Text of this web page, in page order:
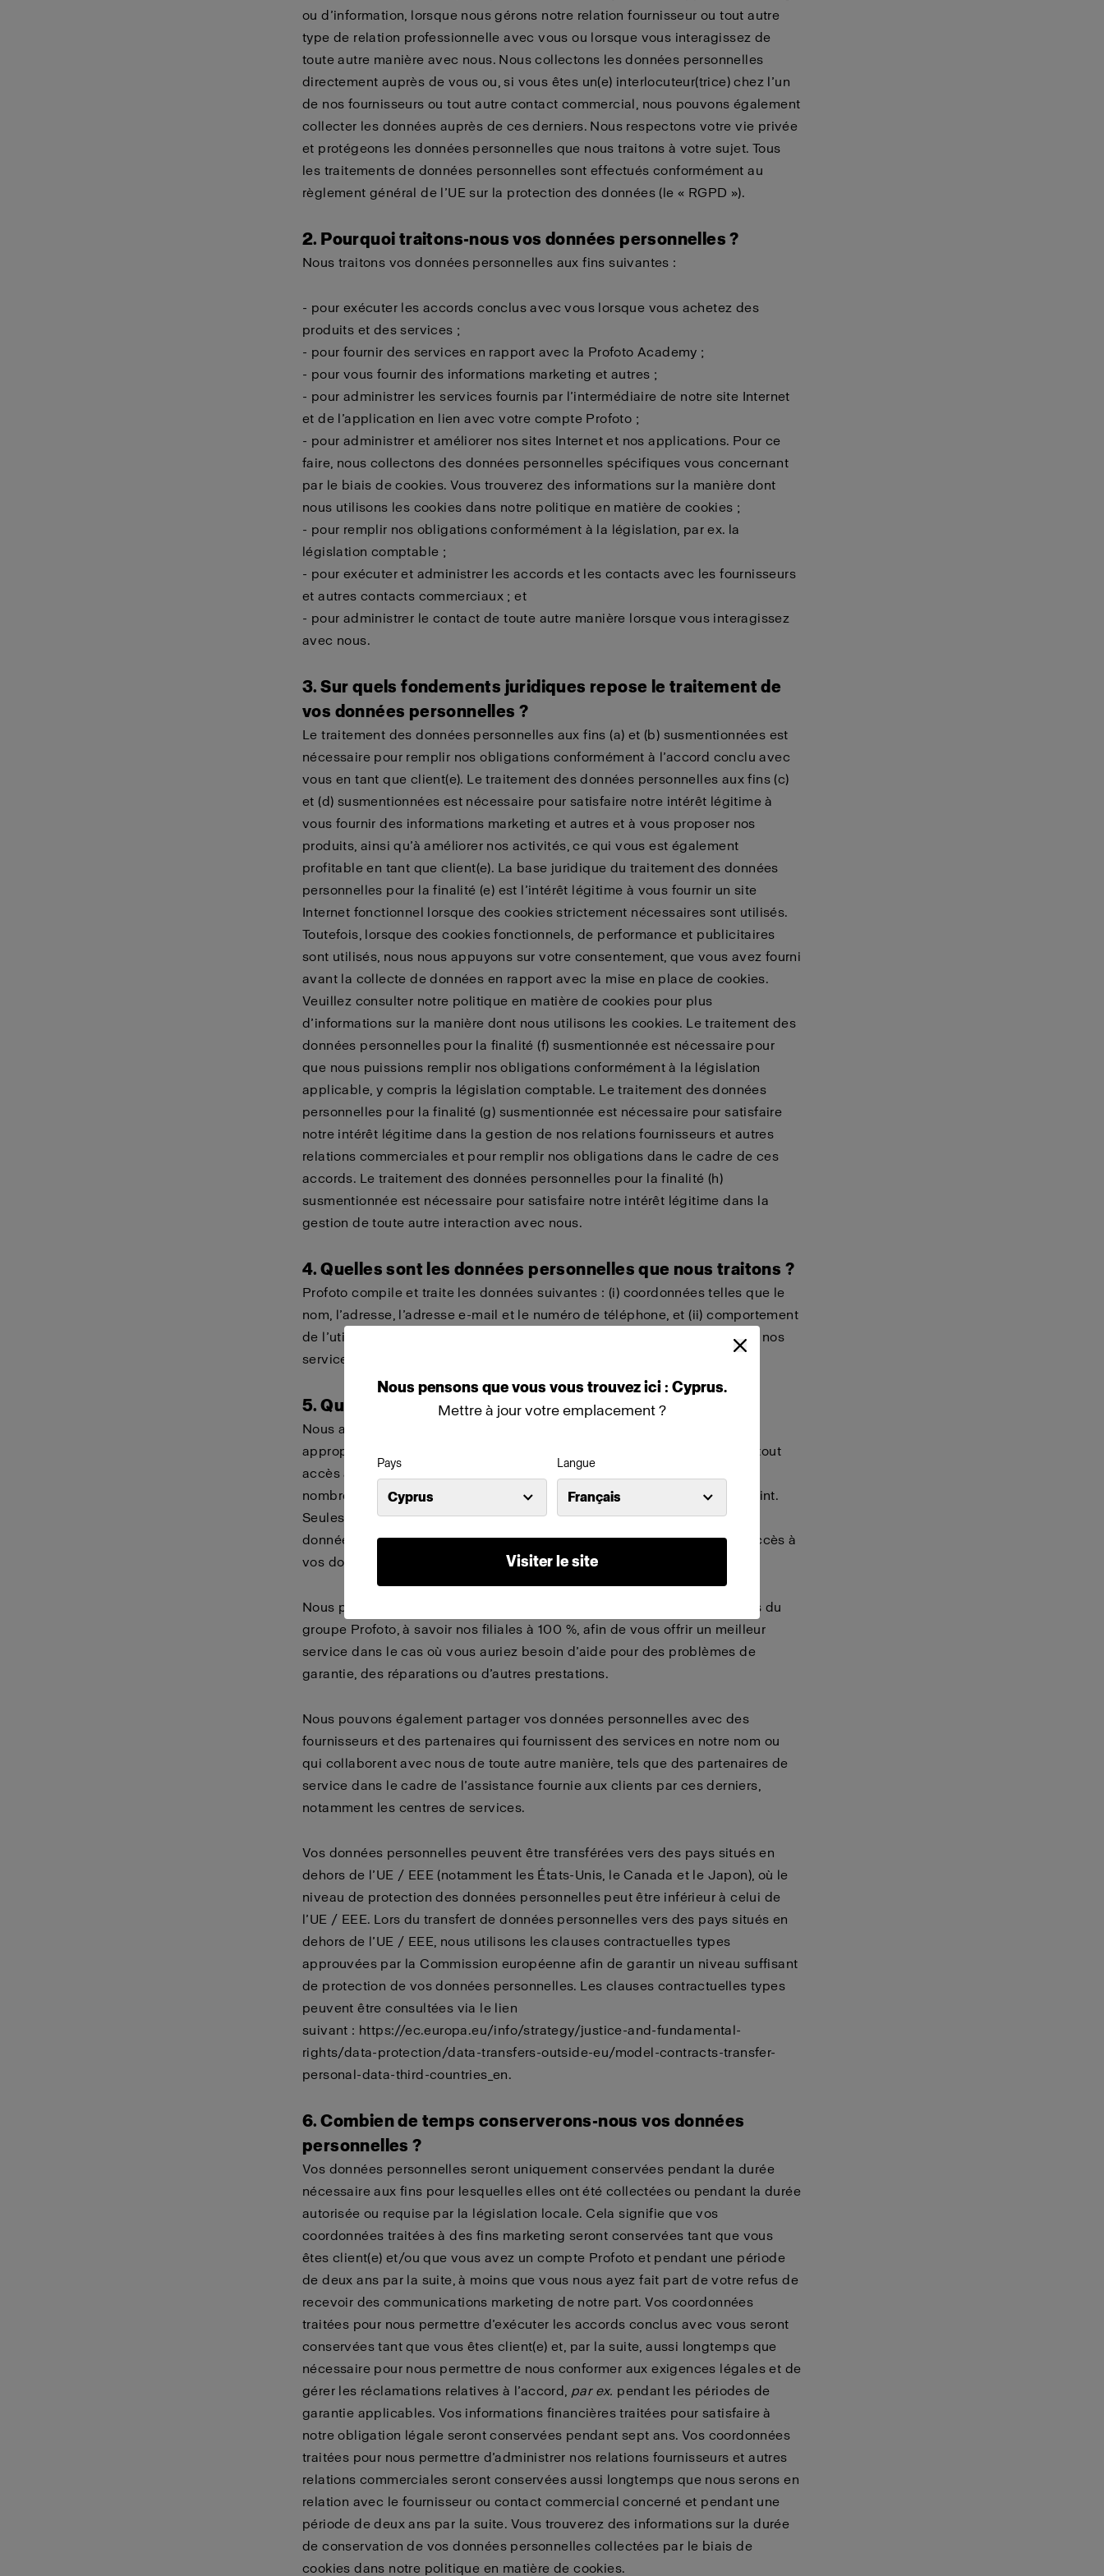
Nous pensons quevous vous trouvezici : Cyprus.
Mettre à jour votre emplacement ?
Pays
Cyprus
Langue
Français
Visiter le site
ou d’information, lorsque nous gérons notre relation fournisseur ou tout autre
type de relation professionnelle avec vous ou lorsque vous interagissez de
toute autre manière avec nous. Nous collectons les données personnelles
directement auprès de vous ou, si vous êtes un(e) interlocuteur(trice) chez l’un
de nos fournisseurs ou tout autre contact commercial, nous pouvons également
collecter les données auprès de ces derniers. Nous respectons votre vie privée
et protégeons les données personnelles que nous traitons à votre sujet. Tous
les traitements de données personnelles sont effectués conformément au
règlement général de l’UE sur la protection des données (le « RGPD »).
2. Pourquoi traitons-nous vos données personnelles ?
Nous traitons vos données personnelles aux fins suivantes :
- pour exécuter les accords conclus avec vous lorsque vous achetez des
produits et des services ;
- pour fournir des services en rapport avec la Profoto Academy ;
- pour vous fournir des informations marketing et autres ;
- pour administrer les services fournis par l’intermédiaire de notre site Internet
et de l’application en lien avec votre compte Profoto ;
- pour administrer et améliorer nos sites Internet et nos applications. Pour ce
faire, nous collectons des données personnelles spécifiques vous concernant
par le biais de cookies. Vous trouverez des informations sur la manière dont
nous utilisons les cookies dans notre politique en matière de cookies ;
- pour remplir nos obligations conformément à la législation, par ex. la
législation comptable ;
- pour exécuter et administrer les accords et les contacts avec les fournisseurs
et autres contacts commerciaux ; et
- pour administrer le contact de toute autre manière lorsque vous interagissez
avec nous.
3. Sur quels fondements juridiques repose le traitement de
vos données personnelles ?
Le traitement des données personnelles aux fins (a) et (b) susmentionnées est
nécessaire pour remplir nos obligations conformément à l’accord conclu avec
vous en tant que client(e). Le traitement des données personnelles aux fins (c)
et (d) susmentionnées est nécessaire pour satisfaire notre intérêt légitime à
vous fournir des informations marketing et autres et à vous proposer nos
produits, ainsi qu’à améliorer nos activités, ce qui vous est également
profitable en tant que client(e). La base juridique du traitement des données
personnelles pour la finalité (e) est l’intérêt légitime à vous fournir un site
Internet fonctionnel lorsque des cookies strictement nécessaires sont utilisés.
Toutefois, lorsque des cookies fonctionnels, de performance et publicitaires
sont utilisés, nous nous appuyons sur votre consentement, que vous avez fourni
avant la collecte de données en rapport avec la mise en place de cookies.
Veuillez consulter notre politique en matière de cookies pour plus
d’informations sur la manière dont nous utilisons les cookies. Le traitement des
données personnelles pour la finalité (f) susmentionnée est nécessaire pour
que nous puissions remplir nos obligations conformément à la législation
applicable, y compris la législation comptable. Le traitement des données
personnelles pour la finalité (g) susmentionnée est nécessaire pour satisfaire
notre intérêt légitime dans la gestion de nos relations fournisseurs et autres
relations commerciales et pour remplir nos obligations dans le cadre de ces
accords. Le traitement des données personnelles pour la finalité (h)
susmentionnée est nécessaire pour satisfaire notre intérêt légitime dans la
gestion de toute autre interaction avec nous.
4. Quelles sont les données personnelles que nous traitons ?
Profoto compile et traite les données suivantes : (i) coordonnées telles que le
nom, l’adresse, l’adresse e-mail et le numéro de téléphone, et (ii) comportement
de l’utilisateur,
des données sur la manière dont vous utilisez nos
services et nos produits.
5. Qui a accès à vos données personnelles ?
Nous avons mis en œuvre des mesures techniques et organisationnelles
appropriées pour protéger vos données personnelles contre toute perte, tout
accès accidentel ou illégal ainsi que toute divulgation non autorisée. Le
nombre de personnes ayant accès à vos données personnelles est restreint.
Seules les personnes qui nous sont associées et qui doivent traiter vos
données personnelles conformément aux finalités susmentionnées ont accès à
vos données personnelles.
Nous pouvons partager vos données personnelles avec d’autres sociétés du
groupe Profoto, à savoir nos filiales à 100 %, afin de vous offrir un meilleur
service dans le cas où vous auriez besoin d’aide pour des problèmes de
garantie, des réparations ou d’autres prestations.
Nous pouvons également partager vos données personnelles avec des
fournisseurs et des partenaires qui fournissent des services en notre nom ou
qui collaborent avec nous de toute autre manière, tels que des partenaires de
service dans le cadre de l’assistance fournie aux clients par ces derniers,
notamment les centres de services.
Vos données personnelles peuvent être transférées vers des pays situés en
dehors de l’UE / EEE (notamment les États-Unis, le Canada et le Japon), où le
niveau de protection des données personnelles peut être inférieur à celui de
l’UE / EEE. Lors du transfert de données personnelles vers des pays situés en
dehors de l’UE / EEE, nous utilisons les clauses contractuelles types
approuvées par la Commission européenne afin de garantir un niveau suffisant
de protection de vos données personnelles. Les clauses contractuelles types
peuvent être consultées via le lien
suivant : https://ec.europa.eu/info/strategy/justice-and-fundamental-
rights/data-protection/data-transfers-outside-eu/model-contracts-transfer-
personal-data-third-countries_en.
6. Combien de temps conserverons-nous vos données
personnelles ?
Vos données personnelles seront uniquement conservées pendant la durée
nécessaire aux fins pour lesquelles elles ont été collectées ou pendant la durée
autorisée ou requise par la législation locale. Cela signifie que vos
coordonnées traitées à des fins marketing seront conservées tant que vous
êtes client(e) et/ou que vous avez un compte Profoto et pendant une période
de deux ans par la suite, à moins que vous nous ayez fait part de votre refus de
recevoir des communications marketing de notre part. Vos coordonnées
traitées pour nous permettre d’exécuter les accords conclus avec vous seront
conservées tant que vous êtes client(e) et, par la suite, aussi longtemps que
nécessaire pour nous permettre de nous conformer aux exigences légales et de
gérer les réclamations relatives à l’accord, par ex. pendant les périodes de
garantie applicables. Vos informations financières traitées pour satisfaire à
notre obligation légale seront conservées pendant sept ans. Vos coordonnées
traitées pour nous permettre d’administrer nos relations fournisseurs et autres
relations commerciales seront conservées aussi longtemps que nous serons en
relation avec le fournisseur ou contact commercial concerné et pendant une
période de deux ans par la suite. Vous trouverez des informations sur la durée
de conservation de vos données personnelles collectées par le biais de
cookies dans notre politique en matière de cookies.